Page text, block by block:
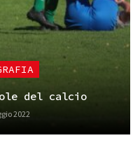
del calcio
2022